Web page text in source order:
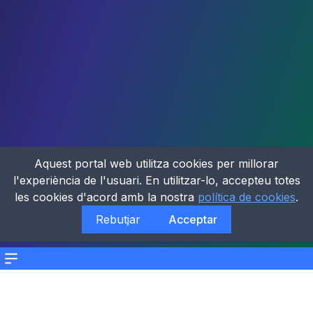
Menu
Aquest portal web utilitza cookies per millorar
l'experiència de l'usuari. En utilitzar-lo, accepteu totes
les cookies d'acord amb la nostra política de cookies.
Rebutjar
Acceptar